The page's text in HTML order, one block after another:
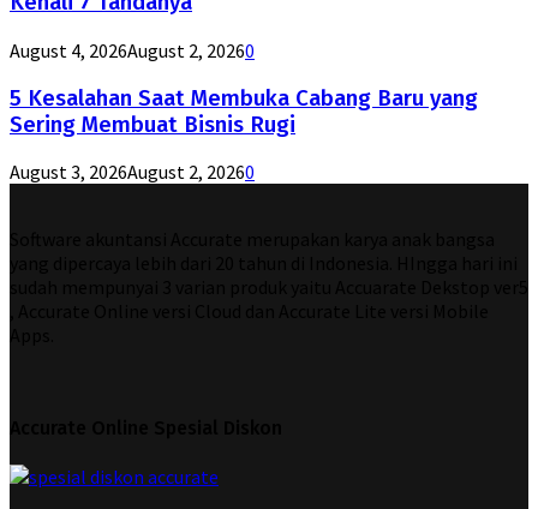
August 4, 2026August 2, 20260
5 Kesalahan Saat Membuka Cabang Baru yang
Sering Membuat Bisnis Rugi
August 3, 2026August 2, 20260